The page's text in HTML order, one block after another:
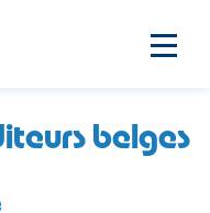
belges